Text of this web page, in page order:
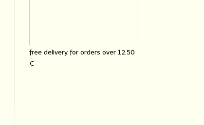
free delivery for orders over 12.50
€